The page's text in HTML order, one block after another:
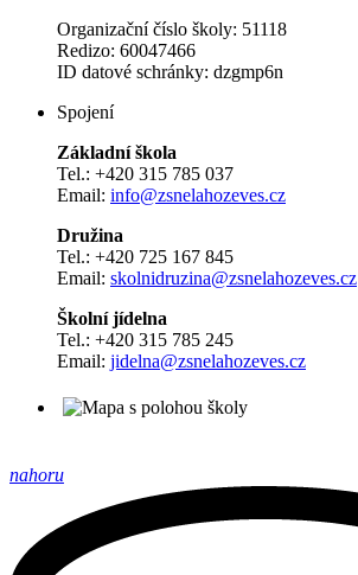
Organizační číslo školy: 51118
Redizo: 60047466
ID datové schránky: dzgmp6n
Spojení
Základní škola
Tel.: +420 315 785 037
Email: info@zsnelahozeves.cz
Družina
Tel.: +420 725 167 845
Email: skolnidruzina@zsnelahozeves.cz
Školní jídelna
Tel.: +420 315 785 245
Email: jidelna@zsnelahozeves.cz
nahoru